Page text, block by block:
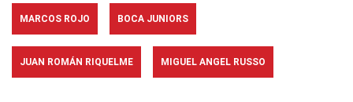
MARCOS ROJO BOCA JUNIORS
JUAN ROMÁN RIQUELME MIGUEL ANGEL RUSSO